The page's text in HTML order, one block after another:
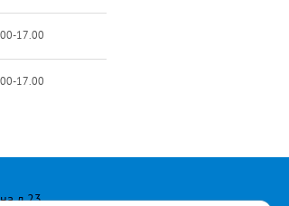
17.00
17.00
д.23